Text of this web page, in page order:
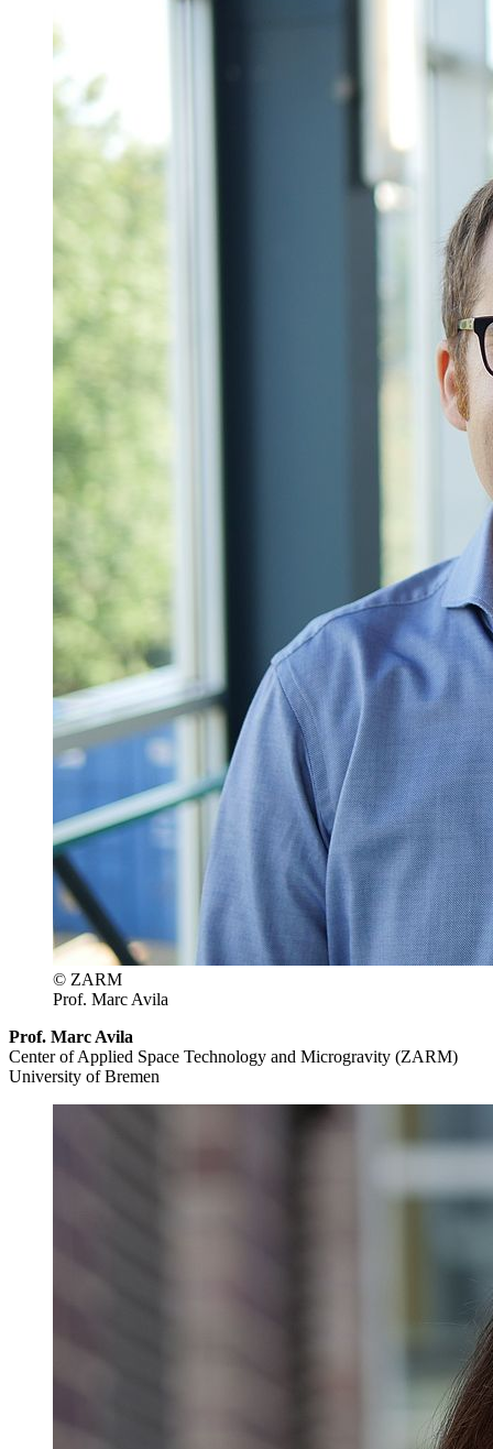
© ZARM
Prof. Marc Avila
Prof. Marc Avila
Center of Applied Space Technology and Microgravity (ZARM)
University of Bremen